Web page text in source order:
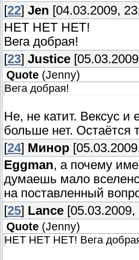
[22] Jen [04.03.2009,
НЕТ НЕТ НЕТ!
Вега добрая!
[23] Justice
Quote (Jenny)
Вега добрая!
Не, не катит. Вексус и
больше нет. Остаётся
[24] Минор
Eggman, а почему
думаешь мало
на поставленный
[25] Lance [05.03.2009,
Quote (Jenny)
НЕТ НЕТ НЕТ! Вега